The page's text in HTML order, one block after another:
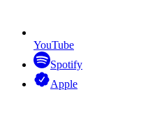
YouTube
Spotify
Apple